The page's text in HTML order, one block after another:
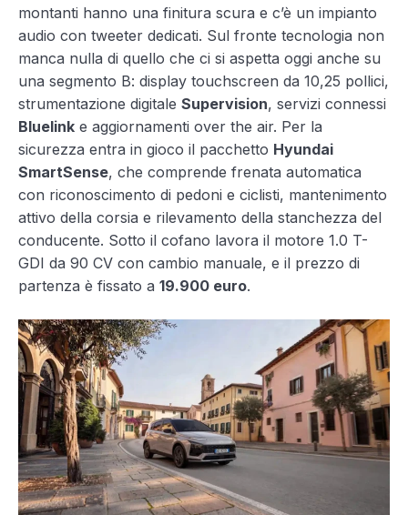
montanti hanno una finitura scura e c’è un impianto
audio con tweeter dedicati. Sul fronte tecnologia non
manca nulla di quello che ci si aspetta oggi anche su
una segmento B: display touchscreen da 10,25 pollici,
strumentazione digitale Supervision, servizi connessi
Bluelink e aggiornamenti over the air. Per la
sicurezza entra in gioco il pacchetto Hyundai
SmartSense, che comprende frenata automatica
con riconoscimento di pedoni e ciclisti, mantenimento
attivo della corsia e rilevamento della stanchezza del
conducente. Sotto il cofano lavora il motore 1.0 T-
GDI da 90 CV con cambio manuale, e il prezzo di
partenza è fissato a 19.900 euro.